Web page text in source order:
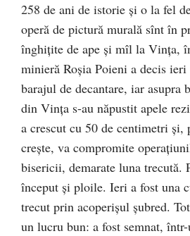
258 de ani de istorie și o la fel
operă de pictură murală sînt în
înghițite de ape și mîl la Vința,
minieră Roșia Poieni a decis
barajul de decantare, iar
din Vința s-au năpustit apele
a crescut cu 50 de centimetri și,
crește, va compromite
bisericii, demarate luna trecută.
început și ploile. Ieri a fost una
trecut prin acoperișul șubred.
un lucru bun: a fost semnat,